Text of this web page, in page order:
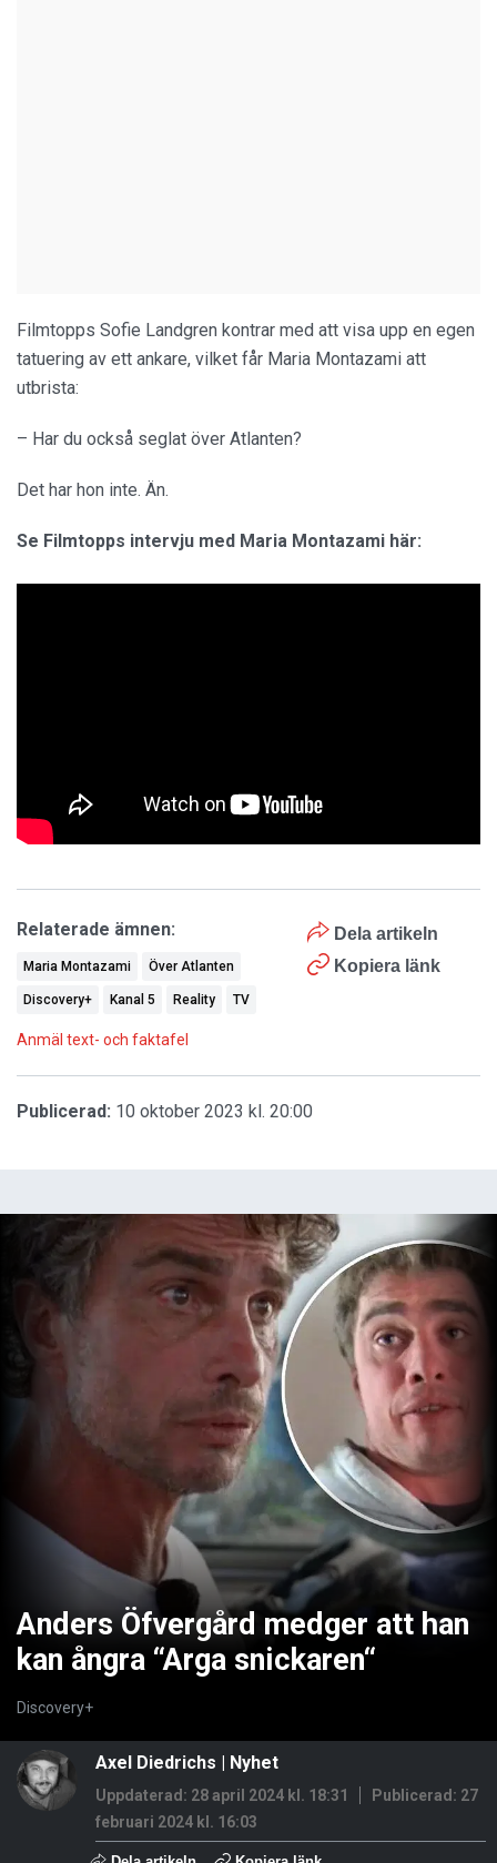
Filmtopps Sofie Landgren kontrar med att visa upp en egen
tatuering av ett ankare, vilket får Maria Montazami att
utbrista:
– Har du också seglat över Atlanten?
Det har hon inte. Än.
Se Filmtopps intervju med Maria Montazami här:
Dela artikeln
Kopiera länk
Relaterade ämnen:
Maria Montazami Över Atlanten
Discovery+ Kanal 5 Reality TV
Anmäl text- och faktafel
Publicerad: 10 oktober 2023 kl. 20:00
Anders Öfvergård medger att han
kan ångra “Arga snickaren“
Discovery+
Axel Diedrichs Nyhet
Uppdaterad: 28 april 2024 kl. 18:31 Publicerad: 27
februari 2024 kl. 16:03